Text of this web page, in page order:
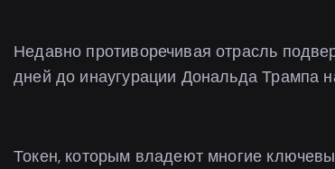
Недавно противоречивая отрасль
дней до инаугурации Дональда Трампа
Токен, которым владеют многие